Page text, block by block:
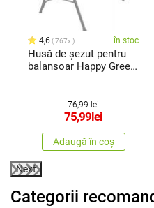
4,6 767x în stoc
Husă de șezut pentru
balansoar Happy Green
76,99 lei
75,99lei
Adaugă în coș
Next
Categorii